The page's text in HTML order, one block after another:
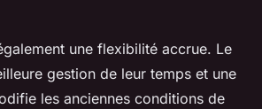
une flexibilité accrue. Le
gestion de leur temps et une
les anciennes conditions de